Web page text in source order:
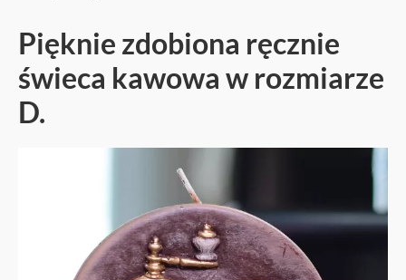
Pięknie zdobiona ręcznie
świeca kawowa w rozmiarze
D.